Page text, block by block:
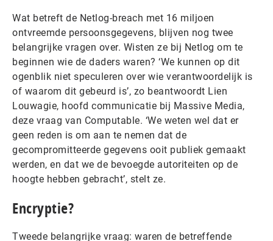
Wat betreft de Netlog-breach met 16 miljoen
ontvreemde persoonsgegevens, blijven nog twee
belangrijke vragen over. Wisten ze bij Netlog om te
beginnen wie de daders waren? ‘We kunnen op dit
ogenblik niet speculeren over wie verantwoordelijk is
of waarom dit gebeurd is’, zo beantwoordt Lien
Louwagie, hoofd communicatie bij Massive Media,
deze vraag van Computable. ‘We weten wel dat er
geen reden is om aan te nemen dat de
gecompromitteerde gegevens ooit publiek gemaakt
werden, en dat we de bevoegde autoriteiten op de
hoogte hebben gebracht’, stelt ze.
Encryptie?
Tweede belangrijke vraag: waren de betreffende